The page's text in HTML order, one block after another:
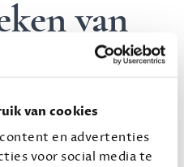
van cookies
en advertenties
voor social media te
van
werk uit? Voor die fans
andere boeken van haar